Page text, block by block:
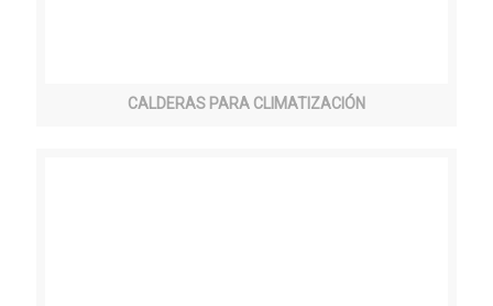
CALDERAS PARA CLIMATIZACIÓN